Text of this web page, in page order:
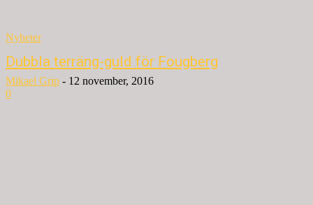
Nyheter
Dubbla terräng-guld för Fougberg
Mikael Grip - 12 november, 2016
0